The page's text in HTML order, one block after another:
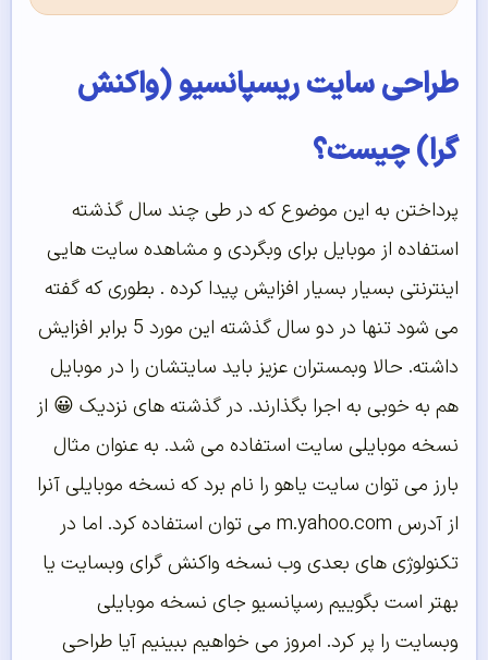
سایت ریسپانسیو (واکنش
چیست؟
به این موضوع که در طی چند سال گذشته
از موبایل برای وبگردی و مشاهده سایت هایی
بسیار بسیار افزایش پیدا کرده . بطوری که گفته
می شود تنها در دو سال گذشته این مورد 5 برابر افزایش
حالا وبمستران عزیز باید سایتشان را در موبایل
به خوبی به اجرا بگذارند. در گذشته های نزدیک 😀 از
موبایلی سایت استفاده می شد. به عنوان مثال
می توان سایت یاهو را نام برد که نسخه موبایلی آنرا
از آدرس m.yahoo.com می توان استفاده کرد. اما در
های بعدی وب نسخه واکنش گرای وبسایت یا
است بگوییم رسپانسیو جای نسخه موبایلی
را پر کرد. امروز می خواهیم ببینیم آیا طراحی